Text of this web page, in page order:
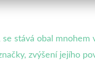
stává obal
zvýšení jejího